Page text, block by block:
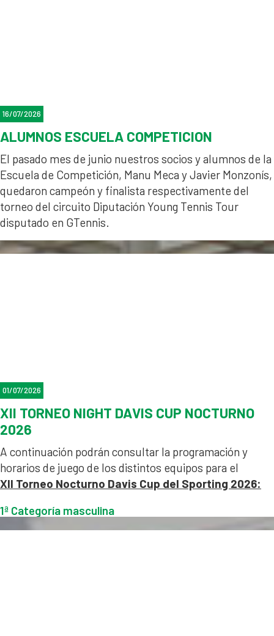
16/07/2026
ALUMNOS ESCUELA COMPETICION
El pasado mes de junio nuestros socios y alumnos de la
Escuela de Competición, Manu Meca y Javier Monzonís,
quedaron campeón y finalista respectivamente del
torneo del circuito Diputación Young Tennis Tour
disputado en GTennis.
Enhorabuena a ambos por el nivel demostrado!
01/07/2026
XII TORNEO NIGHT DAVIS CUP NOCTURNO
2026
A continuación podrán consultar la programación y
horarios de juego de los distintos equipos para el
XII Torneo Nocturno Davis Cup del Sporting 2026:
1ª Categoría masculina